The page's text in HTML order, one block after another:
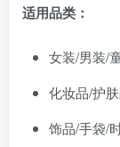
适用品类：
女装/男装/
化妆品/护
饰品/手袋/